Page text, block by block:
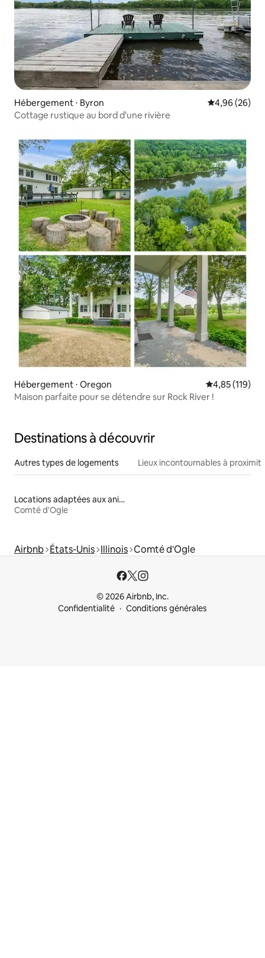
Hébergement ⋅ Byron Évaluation
4,96 (26)
Cottage rustique au bord d'une rivière
Hébergement ⋅ Oregon Évaluation
4,85 (119)
Maison parfaite pour se détendre sur Rock River !
Destinations à découvrir
Autres types de logements Lieux incontournables à
Locations adaptées aux animaux
Comté d'Ogle
Airbnb États-Unis Illinois Comté d'Ogle
© 2026 Airbnb, Inc.
Confidentialité
Conditions générales